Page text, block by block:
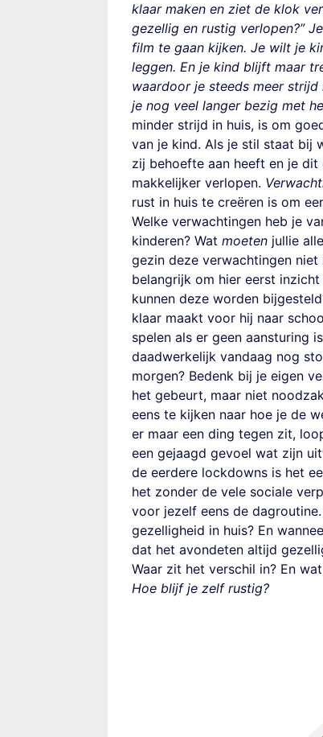
klaar maken en ziet de klok
gezellig en rustig verlopen?”
film te gaan kijken. Je wilt je
leggen. En je kind blijft maar
waardoor je steeds meer
je nog veel langer bezig met
minder strijd in huis, is om
van je kind.Als je stil staat bij
zij behoefte aan heeft en je
makkelijker verlopen.
rust in huis te creëren is om
Welke verwachtingen heb je
kinderen? Watmoeten jullie
gezin deze verwachtingen
belangrijk om hier eerst
kunnen deze worden
klaar maakt voor hij naar
spelen als er geen aansturing
daadwerkelijk vandaag nog
morgen? Bedenk bij je eigen
het gebeurt, maar niet
eens te kijken naar hoe je de
er maar een ding tegen zit,
een gejaagd gevoel wat zijn
de eerdere lockdowns is het
het zonder de vele sociale
voor jezelf eens de
gezelligheid in huis? En
dat het avondeten altijd
Waar zit het verschil in? En
Hoe blijf je zelf rustig?